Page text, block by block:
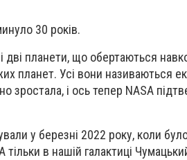
30 років.
планети, що обертаються
планет. Усі вони називаються
зростала, і ось тепер NASA
у березні 2022 року, коли
в нашій галактиці